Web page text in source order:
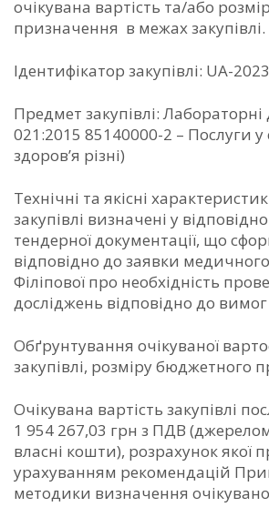
очікувана вартість та/або
призначення в межах закупівлі.
Ідентифікатор закупівлі: UA-
Предмет закупівлі:
021:2015 85140000-2 – Послуги у
здоров’я різні)
Технічні та якісні
закупівлі визначені у
тендерної документації, що
відповідно до заявки
Філіпової про необхідність
досліджень відповідно до
Обґрунтування очікуваної
закупівлі, розміру бюджетного
Очікувана вартість закупівлі
1 954 267,03 грн з ПДВ
власні кошти), розрахунок якої
урахуванням рекомендацій
методики визначення